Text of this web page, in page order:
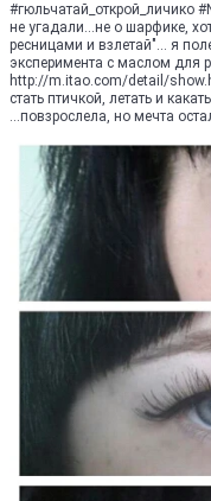
#гюльчатай_открой_личико
не угадали...не о шарфике,
ресницами и взлетай"... я
эксперимента с маслом для
http://m.itao.com/detail/
стать птичкой, летать и
...повзрослела, но мечта